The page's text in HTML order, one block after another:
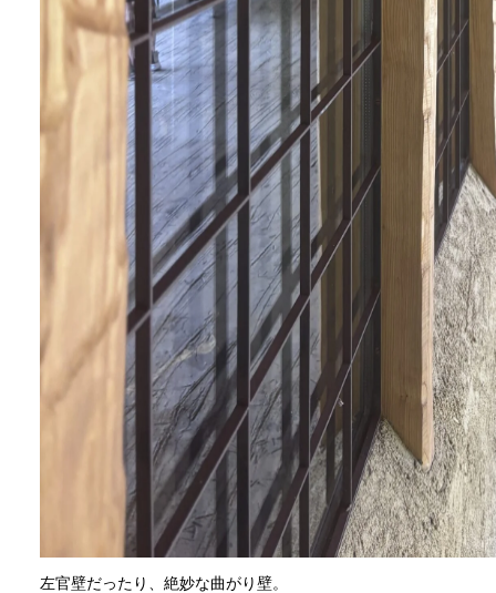
左官壁だったり、絶妙な曲がり壁。